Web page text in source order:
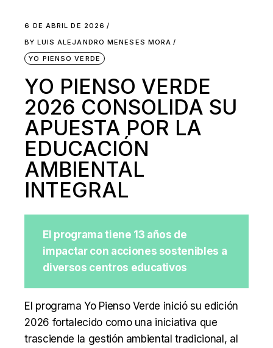
6 DE ABRIL DE 2026
BY LUIS ALEJANDRO MENESES MORA
YO PIENSO VERDE
YO PIENSO VERDE
2026 CONSOLIDA SU
APUESTA POR LA
EDUCACIÓN
AMBIENTAL
INTEGRAL
El programa tiene 13 años de
impactar con acciones sostenibles a
diversos centros educativos
El programa Yo Pienso Verde inició su edición
2026 fortalecido como una iniciativa que
trasciende la gestión ambiental tradicional, al